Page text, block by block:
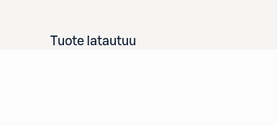
Tuote latautuu